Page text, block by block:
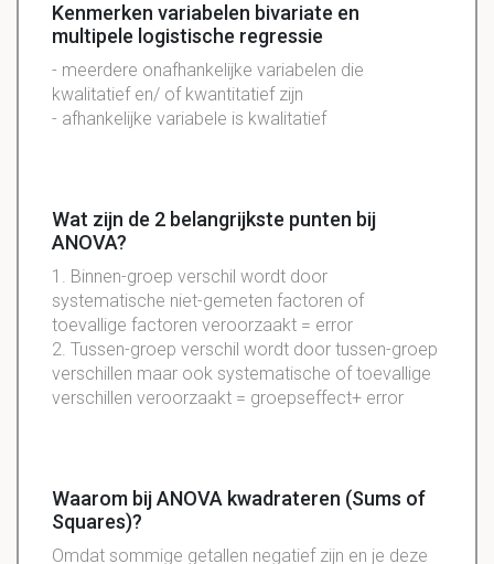
Kenmerken variabelen bivariate en
multipele logistische regressie
- meerdere onafhankelijke variabelen die
kwalitatief en/ of kwantitatief zijn
- afhankelijke variabele is kwalitatief
Wat zijn de 2 belangrijkste punten bij
ANOVA?
1. Binnen-groep verschil wordt door
systematische niet-gemeten factoren of
toevallige factoren veroorzaakt = error
2. Tussen-groep verschil wordt door tussen-groep
verschillen maar ook systematische of toevallige
verschillen veroorzaakt = groepseffect+ error
Waarom bij ANOVA kwadrateren (Sums of
Squares)?
Omdat sommige getallen negatief zijn en je deze